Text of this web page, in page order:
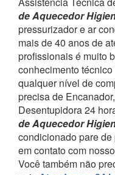
de Aquecedor
pressurizador e ar
mais de 40 anos de
profissionais é muito
conhecimento
qualquer nível de
precisa de
Desentupidora 24
de Aquecedor
condicionado pare
em contato com
Você também não